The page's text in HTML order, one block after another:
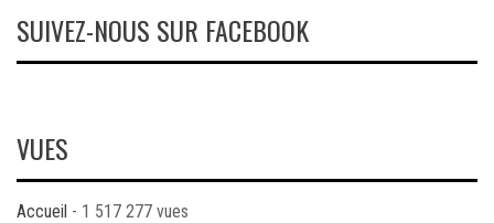
SUIVEZ-NOUS SUR FACEBOOK
VUES
Accueil - 1 517 277 vues